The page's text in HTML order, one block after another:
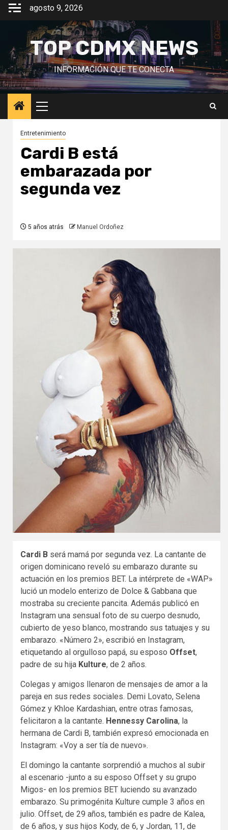
Saltar
contenido
agosto 9, 2026
TOP CDMX NEWS
INFORMACIÓN QUE TE CONECTA
Menú
principal
Entretenimiento
Cardi B está
embarazada por
segunda vez
5 años atrás Manuel Ordoñez
Cardi B será mamá por segunda vez. La cantante de
origen dominicano reveló su embarazo durante su
actuación en los premios BET. La intérprete de «WAP»
lució un modelo enterizo de Dolce & Gabbana que
mostraba su creciente pancita. Además publicó en
Instagram una sensual foto de su cuerpo desnudo,
cubierto de yeso blanco, mostrando sus tatuajes y su
embarazo. «Número 2», escribió en Instagram,
etiquetando al orgulloso papá, su esposo Offset,
padre de su hija Kulture, de 2 años.
Colegas y amigos llenaron de mensajes de amor a la
pareja en sus redes sociales. Demi Lovato, Selena
Gómez y Khloe Kardashian, entre otras famosas,
felicitaron a la cantante. Hennessy Carolina, la
hermana de Cardi B, también expresó emocionada en
Instagram: «Voy a ser tía de nuevo».
El domingo la cantante sorprendió a muchos al subir
al escenario -junto a su esposo Offset y su grupo
Migos- en los premios BET luciendo su avanzado
embarazo. Su primogénita Kulture cumple 3 años en
julio. Offset, de 29 años, también es padre de Kalea,
de 6 años, y sus hijos Kody, de 6, y Jordan, 11, de